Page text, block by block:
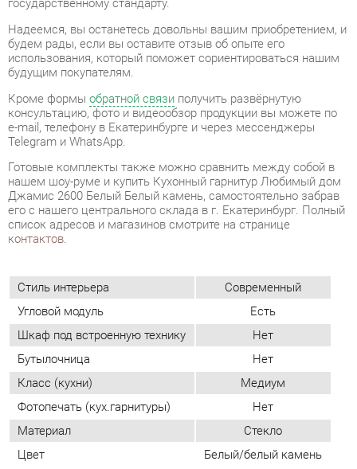
Кроме формыобратной связиполучить развёрнутую
консультацию, фото и видеообзор продукции вы можете по
e-mail, телефону в Екатеринбурге и через мессенджеры
Telegram и WhatsApp.
Готовые комплекты также можно сравнить между собой в
Джамис 2600 Белый Белый камень, самостоятельно забрав
его с нашего центрального склада в г. Екатеринбург. Полный
список адресов и магазинов смотрите на странице
контактов.
Стиль интерьера
Современный
Угловой модуль
Есть
Шкаф под встроенную технику
Нет
Класс (кухни)
Медиум
Фотопечать (кух.гарнитуры)
Нет
Материал
Стекло
Цвет Белый/белый камень
ОТЗЫВЫ
Пока нет отзывов, поделитесь первым своим мнением.
ДОБАВИТЬ ОТЗЫВ